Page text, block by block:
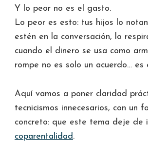
Y lo peor no es el gasto.
Lo peor es esto: tus hijos lo
estén en la conversación, lo
cuando el dinero se usa como
rompe no es solo un acuerdo… es
Aquí vamos a poner claridad
tecnicismos innecesarios, con un
concreto: que este tema deje de
coparentalidad.